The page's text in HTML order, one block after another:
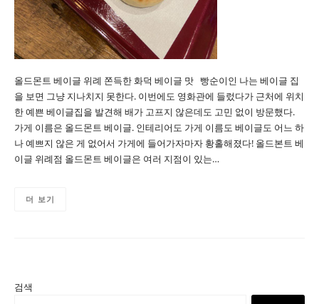
올드몬트 베이글 위례 쫀득한 화덕 베이글 맛 빵순이인 나는 베이글 집
을 보면 그냥 지나치지 못한다. 이번에도 영화관에 들렀다가 근처에 위치
한 예쁜 베이글집을 발견해 배가 고프지 않은데도 고민 없이 방문했다.
가게 이름은 올드몬트 베이글. 인테리어도 가게 이름도 베이글도 어느 하
나 예쁘지 않은 게 없어서 가게에 들어가자마자 황홀해졌다! 올드본트 베
이글 위례점 올드몬트 베이글은 여러 지점이 있는…
더 보기
검색